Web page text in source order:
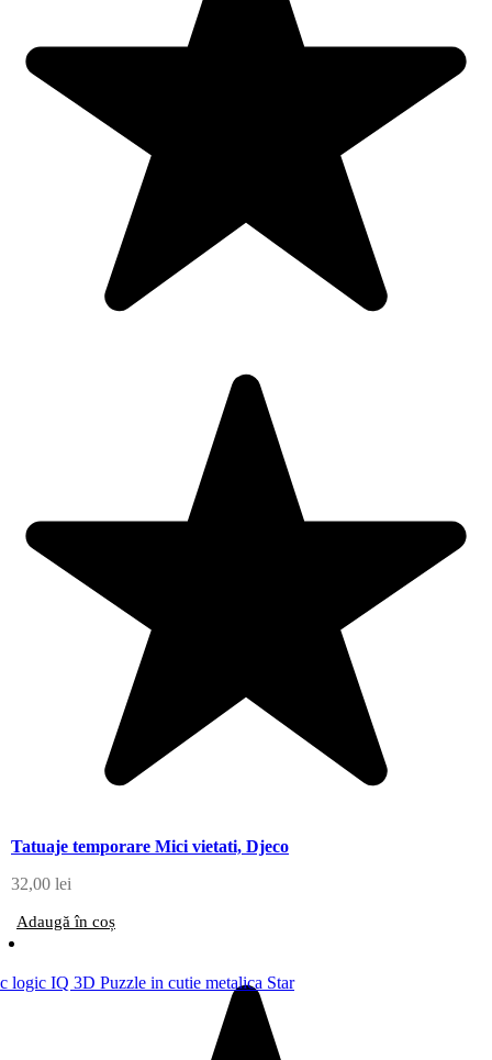
Tatuaje temporare Mici vietati, Djeco
32,00 lei
Adaugă în coș